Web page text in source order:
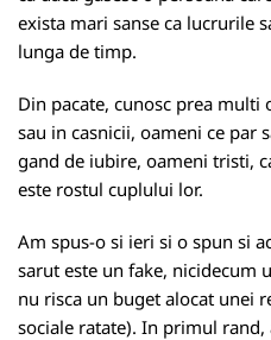
exista mari sanse ca lucrurile
lunga de timp.
Din pacate, cunosc prea
sau in casnicii, oameni ce par
gand de iubire, oameni tristi,
este rostul cuplului lor.
Am spus-o si ieri si o spun si
sarut este un fake, nicidecum
nu risca un buget alocat unei
sociale ratate). In primul